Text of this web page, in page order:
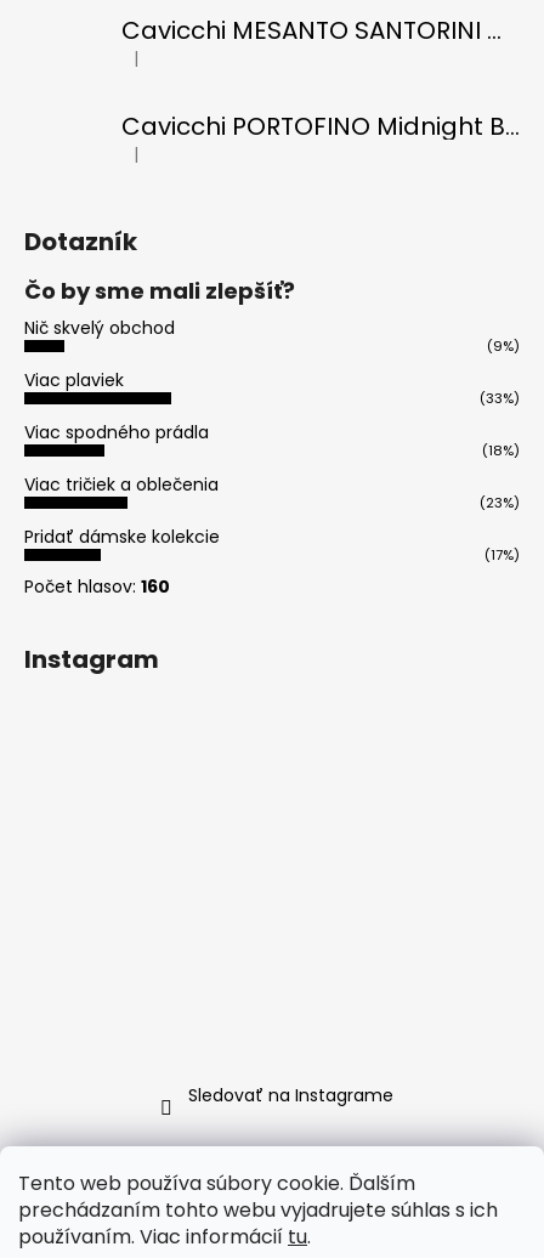
Tento web používa súbory cookie. Ďalším
prechádzaním tohto webu vyjadrujete súhlas s ich
používaním. Viac informácií tu.
Cavicchi MESANTO SANTORINI Oil Green di ROMANO
Hodnotenie produktu je 5 z 5 hviezdičiek.
|
Cavicchi PORTOFINO Midnight Black di RICCI
Hodnotenie produktu je 5 z 5 hviezdičiek.
|
Dotazník
Čo by sme mali zlepšíť?
Nič skvelý obchod
(9%)
Viac plaviek
(33%)
Viac spodného prádla
(18%)
Viac tričiek a oblečenia
(23%)
Pridať dámske kolekcie
(17%)
Počet hlasov: 160
Instagram
Sledovať na Instagrame
www.CAVICIO.sk ∞∞∞ www.CAVICIO.com
www.CAVICIO.cz